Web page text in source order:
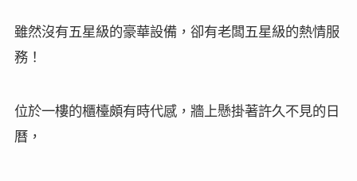
雖然沒有五星級的豪華設備，卻有老闆五星級的熱情服
務！
位於一樓的櫃檯頗有時代感，牆上懸掛著許久不見的日
曆，